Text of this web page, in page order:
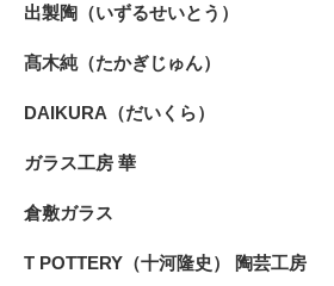
出製陶（いずるせいとう）
髙木純（たかぎじゅん）
DAIKURA（だいくら）
ガラス工房 華
倉敷ガラス
T POTTERY（十河隆史） 陶芸工房